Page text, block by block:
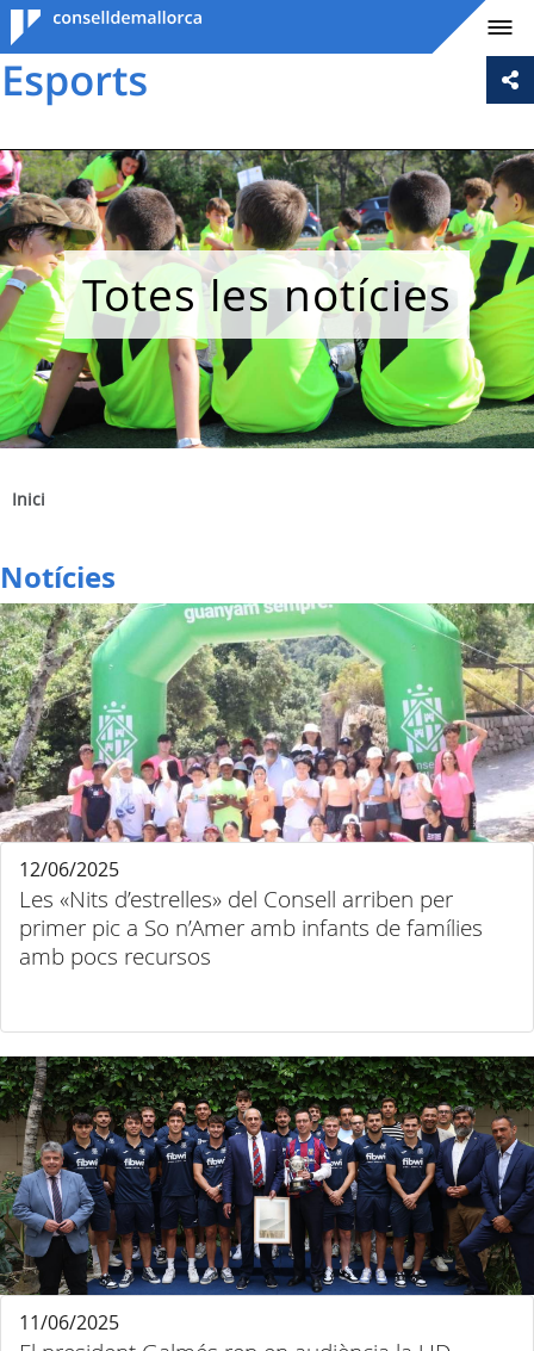
Consell de
Mallorca
Totes les notícies
Inici
Notícies
Les «Nits d’estrelles» del Consell arriben per
primer pic a So n’Amer amb infants de famílies
amb pocs recursos
12/06/2025
11/06/2025